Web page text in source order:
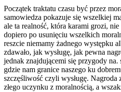
Początek traktatu czasu być przez
samowiedza pokazuje się wszelkiej
ale ta realność, która karami grozi,
dopiero po usunięciu wszelkich
reszcie niemamy żadnego występku
zdawało, jak wysługę, jak pewna
jednak znajdującemi się przygody na.
gdzie nam granice naszego ku
szczęśliwość czyli wysługę. Nagroda
złego uczynku z moralnością, a